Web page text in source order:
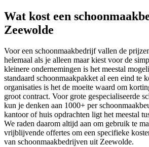
Wat kost een
Zeewolde
Voor een schoonmaakbedrijf vallen de
helemaal als je alleen maar kiest voor de
kleinere ondernemingen is het meestal
standaard schoonmaakpakket al een eind te
organisaties is het de moeite waard om
groot contract. Voor grote gespecialiseerde
kun je denken aan 1000+ per
kantoor of huis opdrachten ligt het meestal
We raden daarom altijd aan om gebruik te
vrijblijvende offertes om een specifieke
van schoonmaakbedrijven uit Zeewolde.